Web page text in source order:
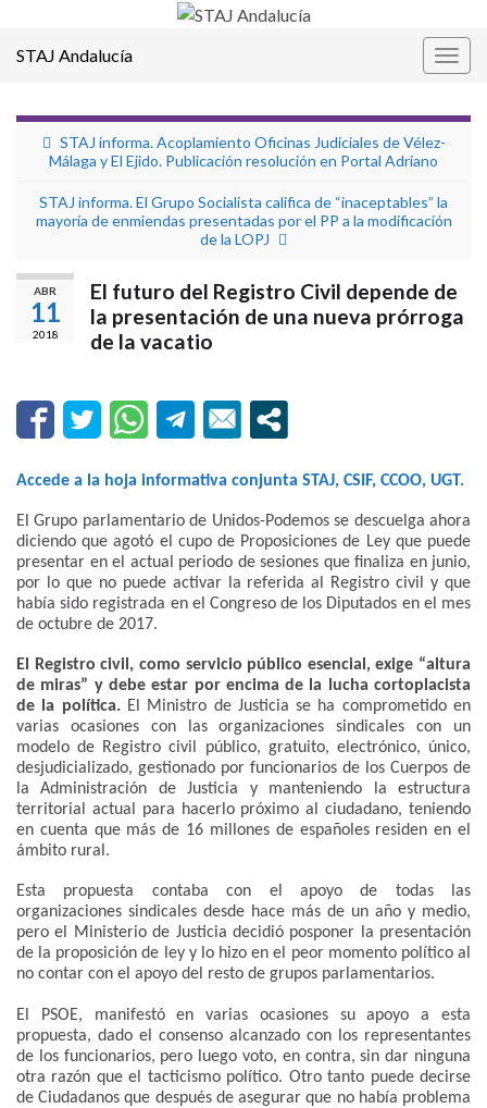
STAJ Andalucía
STAJ informa. Acoplamiento Oficinas Judiciales de Vélez-
Málaga y El Ejido. Publicación resolución en Portal Adriano
STAJ informa. El Grupo Socialista califica de “inaceptables” la
mayoría de enmiendas presentadas por el PP a la modificación
de la LOPJ
ABR
11
2018
El futuro del Registro Civil depende de
la presentación de una nueva prórroga
de la vacatio
Accede a la hoja informativa conjunta STAJ, CSIF, CCOO, UGT.
El Grupo parlamentario de Unidos-Podemos se descuelga ahora
diciendo que agotó el cupo de Proposiciones de Ley que puede
presentar en el actual periodo de sesiones que finaliza en junio,
por lo que no puede activar la referida al Registro civil y que
había sido registrada en el Congreso de los Diputados en el mes
de octubre de 2017.
El Registro civil, como servicio público esencial, exige “altura
de miras” y debe estar por encima de la lucha cortoplacista
de la política.El Ministro de Justicia se ha comprometido en
varias ocasiones con las organizaciones sindicales con un
modelo de Registro civil público, gratuito, electrónico, único,
desjudicializado, gestionado por funcionarios de los Cuerpos de
la Administración de Justicia y manteniendo la estructura
territorial actual para hacerlo próximo al ciudadano, teniendo
en cuenta que más de 16 millones de españoles residen en el
ámbito rural.
Esta propuesta contaba con el apoyo de todas las
organizaciones sindicales desde hace más de un año y medio,
pero el Ministerio de Justicia decidió posponer la presentación
de la proposición de ley y lo hizo en el peor momento político al
no contar con el apoyo del resto de grupos parlamentarios.
El PSOE, manifestó en varias ocasiones su apoyo a esta
propuesta, dado el consenso alcanzado con los representantes
de los funcionarios, pero luego voto, en contra, sin dar ninguna
otra razón que el tacticismo político. Otro tanto puede decirse
de Ciudadanos que después de asegurar que no había problema